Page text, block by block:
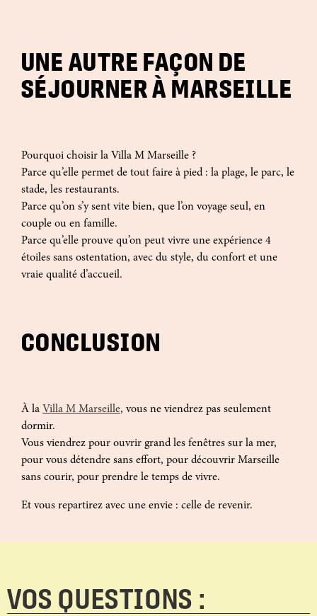
UNE AUTRE FAÇON DE
SÉJOURNER À MARSEILLE
Pourquoi choisir la Villa M Marseille ?
Parce qu’elle permet de tout faire à pied : la plage, le parc, le
stade, les restaurants.
Parce qu’on s’y sent vite bien, que l’on voyage seul, en
couple ou en famille.
Parce qu’elle prouve qu’on peut vivre une expérience 4
étoiles sans ostentation, avec du style, du confort et une
vraie qualité d’accueil.
CONCLUSION
À la Villa M Marseille, vous ne viendrez pas seulement
dormir.
Vous viendrez pour ouvrir grand les fenêtres sur la mer,
pour vous détendre sans effort, pour découvrir Marseille
sans courir, pour prendre le temps de vivre.
Et vous repartirez avec une envie : celle de revenir.
VOS QUESTIONS :